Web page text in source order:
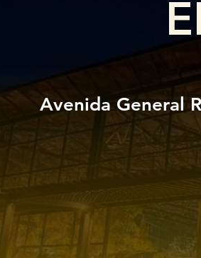
Avenida General